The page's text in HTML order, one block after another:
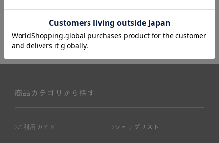
商品カテゴリから探す
ご利用ガイド ショップリスト